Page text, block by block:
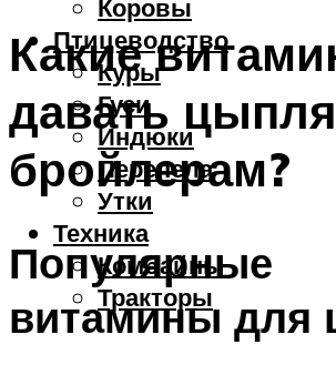
Коровы
Птицеводство
Куры
Гуси
Индюки
Перепела
Утки
Техника
Комбайны
Тракторы
Какие
давать
бройлерам?
Популярные
витамины для